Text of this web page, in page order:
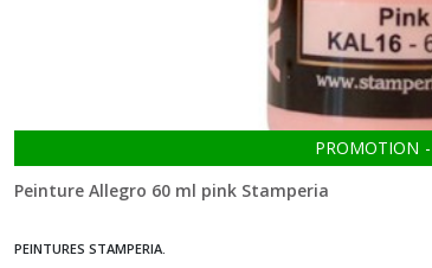
PROMOTION -
Peinture Allegro 60 ml pink Stamperia
PEINTURES STAMPERIA.